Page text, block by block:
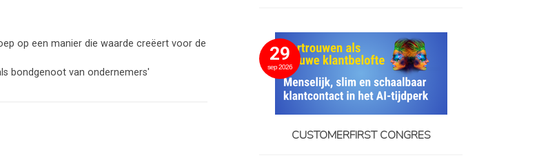
op een manier die waarde creëert voor de
bondgenoot van ondernemers'
29
sep 2026
CUSTOMERFIRST CONGRES